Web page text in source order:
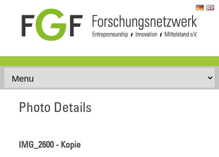
Skip to content
Photo Details
IMG_2600 - Kopie